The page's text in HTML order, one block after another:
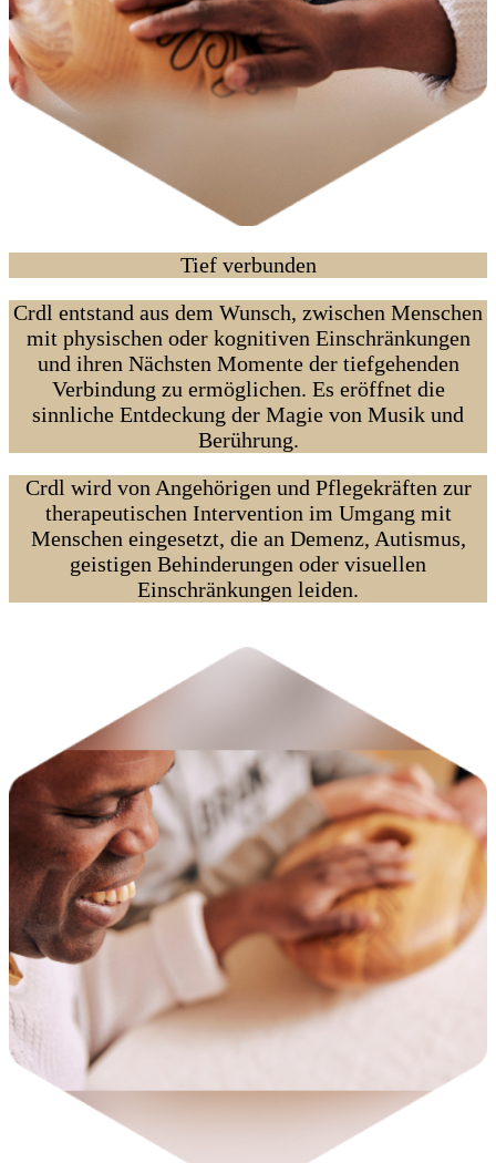
Tief verbunden
Crdl entstand aus dem Wunsch, zwischen Menschen
mit physischen oder kognitiven Einschränkungen
und ihren Nächsten Momente der tiefgehenden
Verbindung zu ermöglichen. Es eröffnet die
sinnliche Entdeckung der Magie von Musik und
Berührung.
Crdl wird von Angehörigen und Pflegekräften zur
therapeutischen Intervention im Umgang mit
Menschen eingesetzt, die an Demenz, Autismus,
geistigen Behinderungen oder visuellen
Einschränkungen leiden.